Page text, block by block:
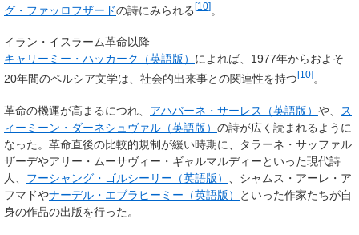
グ・ファッロフザードの詩にみられる [10] 。
イラン・イスラーム革命以降
キャリーミー・ハッカーク
（英語版） によれば、1977年からおよそ
20年間のペルシア文学は、社会的出来事との関連性を持つ[10] 。
革命の機運が高まるにつれ、 アハバーネ・サーレス （英語版） や、
ス
ィーミーン・ダーネシュヴァル （英語版） の詩が広く読まれるように
なった。革命直後の比較的規制が緩い時期に、タラーネ・サッファル
ザーデやアリー・ムーサヴィー・ギャルマルディーといった現代詩
人、 フーシャング・ゴルシーリー （英語版）
、シャムス・アーレ・ア
フマドやナーデル・エブラヒーミー （英語版）
といった作家たちが自
身の作品の出版を行った。